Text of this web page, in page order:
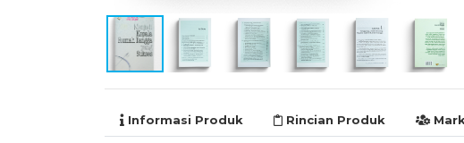
Informasi Produk Rincian Produk